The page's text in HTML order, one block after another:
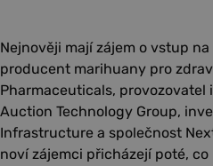
Nejnověji mají zájem o vstup
producent marihuany pro
Pharmaceuticals,
Auction Technology Group,
Infrastructure a společnost
noví zájemci přicházejí poté,